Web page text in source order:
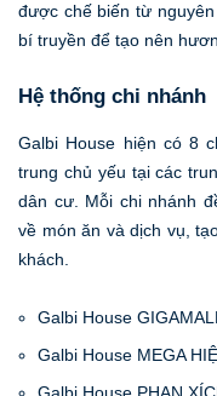
được chế biến từ
bí truyền để tạo nên
Hệ thống chi nhánh
Galbi House hiện có 8
trung chủ yếu tại các
dân cư. Mỗi chi nhánh
về món ăn và dịch vụ,
khách.
Galbi House GIGAMALL
Galbi House MEGA
Galbi House PHAN